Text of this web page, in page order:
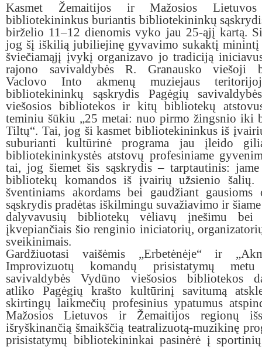
Kasmet Žemaitijos ir Mažosios
bibliotekininkus buriantis bibliotekininkų
birželio 11–12 dienomis vyko jau 25-ąjį kartą.
jog šį iškilią jubiliejinę gyvavimo sukaktį
šviečiamąjį įvykį organizavo jo tradiciją
rajono savivaldybės R. Granausko viešoji
Vaclovo Into akmenų muziejaus
bibliotekininkų sąskrydis Pagėgių
viešosios bibliotekos ir kitų bibliotekų
teminiu šūkiu „25 metai: nuo pirmo žingsnio iki
Tiltų“. Tai, jog ši kasmet bibliotekininkus iš
suburianti kultūrinė programa jau įleido
bibliotekininkystės atstovų profesiniame
tai, jog šiemet šis sąskrydis – tarptautinis:
bibliotekų komandos iš įvairių užsienio šalių.
šventiniams akordams bei gaudžiant gausioms
sąskrydis pradėtas iškilmingu suvažiavimo ir
dalyvavusių bibliotekų vėliavų įnešimu
įkvepiančiais šio renginio iniciatorių,
sveikinimais.
Gardžiuotasi vaišėmis „Erbetėnėje“ ir
Improvizuotų komandų prisistatymų metu
savivaldybės Vydūno viešosios bibliotekos
atliko Pagėgių krašto kultūrinį savitumą
skirtingų laikmečių profesinius ypatumus
Mažosios Lietuvos ir Žemaitijos regionų
išryškinančią šmaikščią teatralizuotą-muzikinę
prisistatymų bibliotekininkai pasinėrė į